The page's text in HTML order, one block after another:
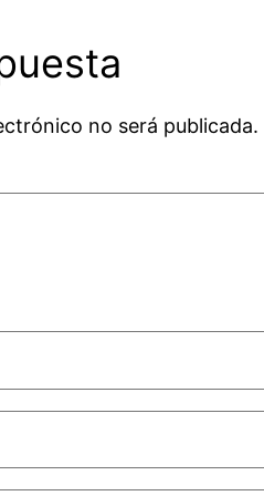
no será publicada.